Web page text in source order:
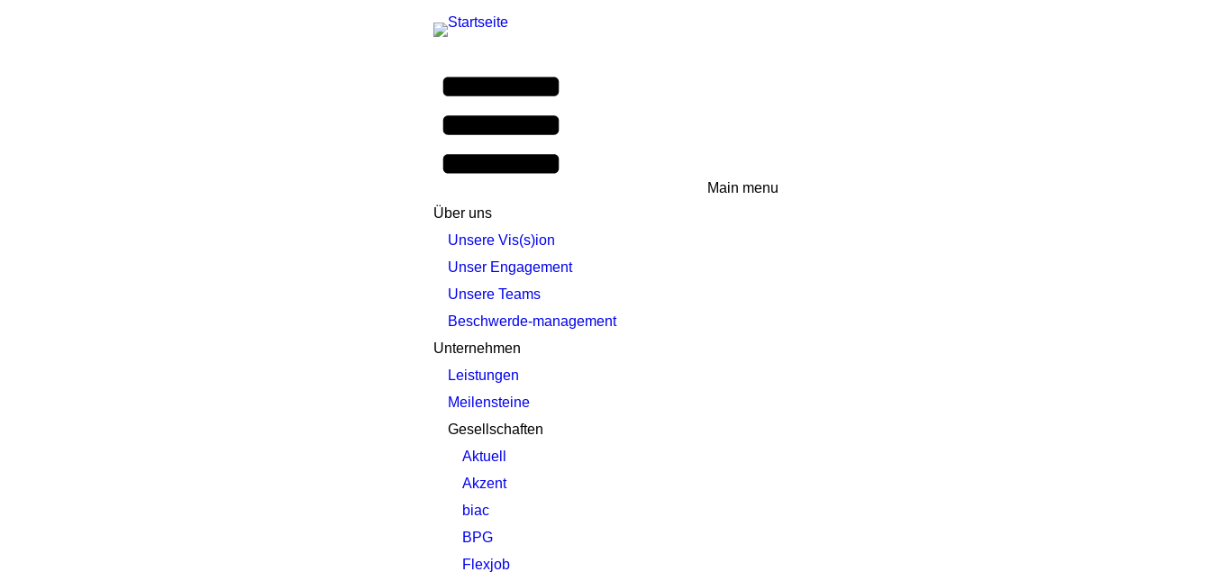
Main menu
Über uns
Unsere Vis(s)ion
Unser Engagement
Unsere Teams
Beschwerde-management
Unternehmen
Leistungen
Meilensteine
Gesellschaften
Aktuell
Akzent
biac
BPG
Flexjob